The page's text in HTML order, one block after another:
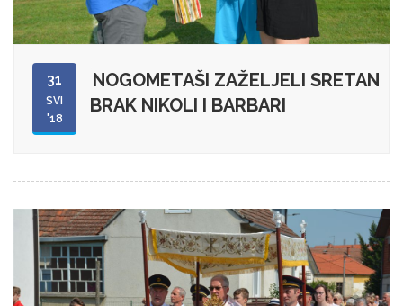
31
SVI
'18
NOGOMETAŠI ZAŽELJELI SRETAN
BRAK NIKOLI I BARBARI